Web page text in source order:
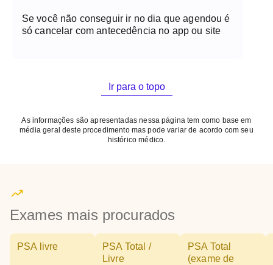
Se você não conseguir ir no dia que agendou é
só cancelar com antecedência no app ou site
Ir para o topo
As informações são apresentadas nessa página tem como base em
média geral deste procedimento mas pode variar de acordo com seu
histórico médico.
Exames mais procurados
PSA livre
PSA Total /
Livre
PSA Total
(exame de